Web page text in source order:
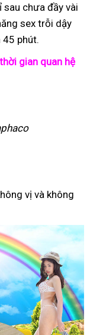
sau chưa đầy vài
sex trỗi dậy
45 phút.
gian quan hệ
vị và không